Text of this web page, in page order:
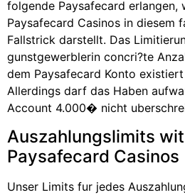
folgende Paysafecard erlangen,
Paysafecard Casinos in diesem
Fallstrick darstellt. Das
gunstgewerblerin concri?te
dem Paysafecard Konto
Allerdings darf das Haben
Account 4.000� nicht
Auszahlungslimits
Paysafecard Casinos
Unser Limits fur jedes